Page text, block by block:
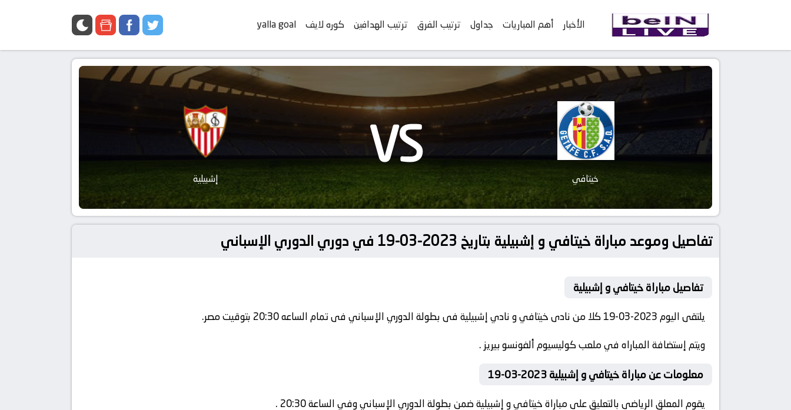
الأخبار أهم المباريات جداول ترتيب الفرق ترتيب الهدافين كوره لايف yalla goal
خيتافي VS إشبيلية
تفاصيل وموعد مباراة خيتافي و إشبيلية بتاريخ 2023-03-19 في دوري الدوري الإسباني
تفاصيل مباراة خيتافي و إشبيلية
يلتقى اليوم 2023-03-19 كلا من نادى خيتافي و نادي إشبيلية فى بطولة الدوري الإسباني فى تمام الساعه 20:30 بتوقيت مصر.
ويتم إستضافة المباراه في ملعب كوليسيوم ألفونسو بيريز .
معلومات عن مباراة خيتافي و إشبيلية 2023-03-19
يقوم المعلق الرياضى بالتعليق على مباراة خيتافي و إشبيلية ضمن بطولة الدوري الإسباني وفي الساعة 20:30 .